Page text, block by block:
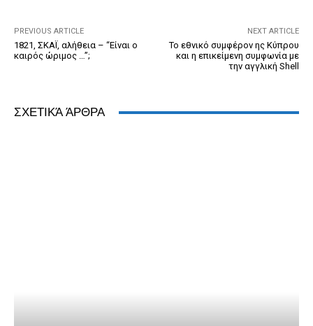
k
PREVIOUS ARTICLE
1821, ΣΚΑΪ, αλήθεια – “Είναι ο
καιρός ώριμος …”;
NEXT ARTICLE
Το εθνικό συμφέρον ης Κύπρου
και η επικείμενη συμφωνία με
την αγγλική Shell
ΣΧΕΤΙΚΆ ΆΡΘΡΑ